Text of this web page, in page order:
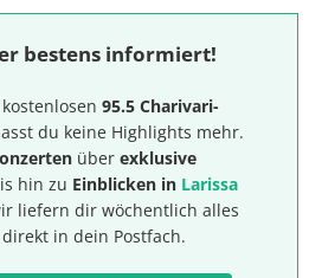
bestens informiert!
95.5 Charivari-
du keine Highlights mehr.
über exklusive
hin zu Einblicken in Larissa
liefern dir wöchentlich alles
in dein Postfach.